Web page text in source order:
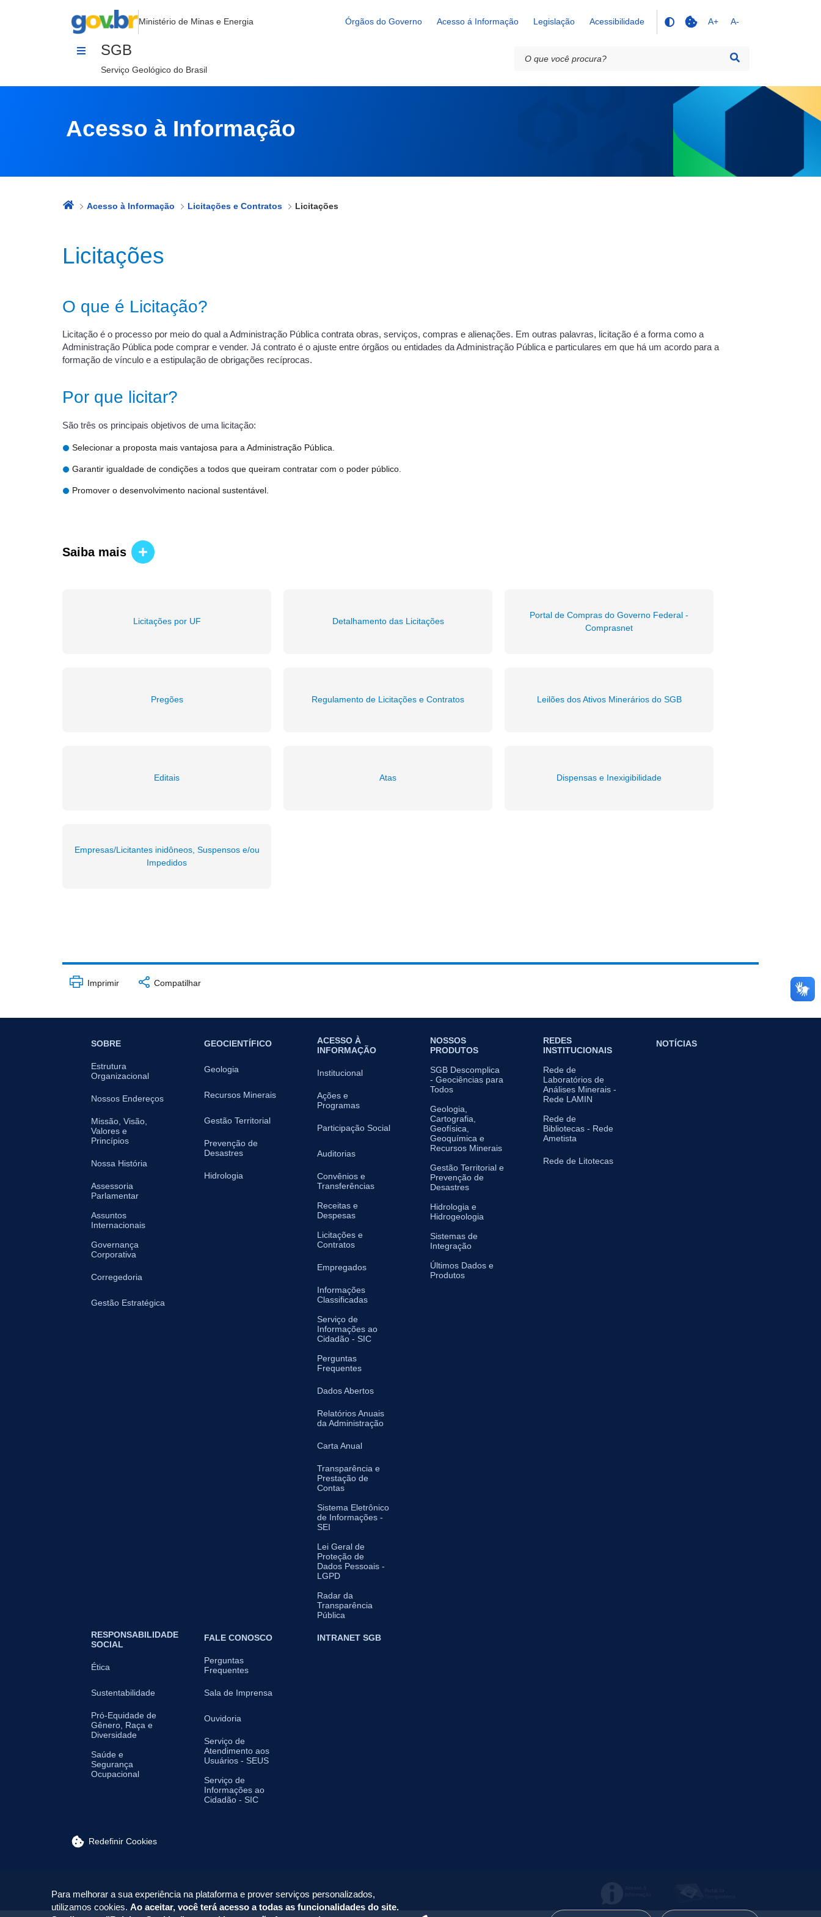
Ministério de Minas e Energia Órgãos do Governo Acesso á Informação Legislação Acessibilidade A+ A-
SGB
Serviço Geológico do Brasil
Acesso à Informação
Acesso à Informação Licitações e Contratos Licitações
Licitações
O que é Licitação?
Licitação é o processo por meio do qual a Administração Pública contrata obras, serviços, compras e alienações. Em outras palavras, licitação é a forma como a
Administração Pública pode comprar e vender. Já contrato é o ajuste entre órgãos ou entidades da Administração Pública e particulares em que há um acordo para a
formação de vínculo e a estipulação de obrigações recíprocas.
Por que licitar?
São três os principais objetivos de uma licitação:
Selecionar a proposta mais vantajosa para a Administração Pública.
Garantir igualdade de condições a todos que queiram contratar com o poder público.
Promover o desenvolvimento nacional sustentável.
Saiba mais
Licitações por UF Detalhamento das Licitações
Portal de Compras do Governo Federal -
Comprasnet
Pregões Regulamento de Licitações e Contratos Leilões dos Ativos Minerários do SGB
Editais Atas Dispensas e Inexigibilidade
Empresas/Licitantes inidôneos, Suspensos e/ou
Impedidos
Imprimir Compatilhar
SOBRE
Estrutura
Organizacional
Nossos Endereços
Missão, Visão,
Valores e
Princípios
Nossa História
Assessoria
Parlamentar
Assuntos
Internacionais
Governança
Corporativa
Corregedoria
Gestão Estratégica
GEOCIENTÍFICO
Geologia
Recursos Minerais
Gestão Territorial
Prevenção de
Desastres
Hidrologia
ACESSO À
INFORMAÇÃO
Institucional
Ações e
Programas
Participação Social
Auditorias
Convênios e
Transferências
Receitas e
Despesas
Licitações e
Contratos
Empregados
Informações
Classificadas
Serviço de
Informações ao
Cidadão - SIC
Perguntas
Frequentes
Dados Abertos
Relatórios Anuais
da Administração
Carta Anual
Transparência e
Prestação de
Contas
Sistema Eletrônico
de Informações -
SEI
Lei Geral de
Proteção de
Dados Pessoais -
LGPD
Radar da
Transparência
Pública
NOSSOS
PRODUTOS
SGB Descomplica
- Geociências para
Todos
Geologia,
Cartografia,
Geofísica,
Geoquímica e
Recursos Minerais
Gestão Territorial e
Prevenção de
Desastres
Hidrologia e
Hidrogeologia
Sistemas de
Integração
Últimos Dados e
Produtos
REDES
INSTITUCIONAIS
Rede de
Laboratórios de
Análises Minerais -
Rede LAMIN
Rede de
Bibliotecas - Rede
Ametista
Rede de Litotecas
NOTÍCIAS
RESPONSABILIDADE
SOCIAL
Ética
Sustentabilidade
Pró-Equidade de
Gênero, Raça e
Diversidade
Saúde e
Segurança
Ocupacional
FALE CONOSCO
Perguntas
Frequentes
Sala de Imprensa
Ouvidoria
Serviço de
Atendimento aos
Usuários - SEUS
Serviço de
Informações ao
Cidadão - SIC
INTRANET SGB
Redefinir Cookies
Para melhorar a sua experiência na plataforma e prover serviços personalizados,
utilizamos cookies. Ao aceitar, você terá acesso a todas as funcionalidades do site.